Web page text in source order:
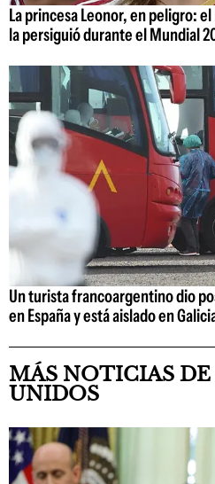
La princesa Leonor, en peligro:
la persiguió durante el Mundial
Un turista francoargentino dio
en España y está aislado en
MÁS NOTICIAS DE
UNIDOS